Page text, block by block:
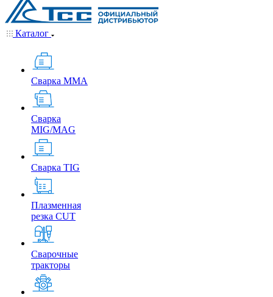
Каталог
Сварка MMA
Сварка
MIG/MAG
Сварка TIG
Плазменная
резка CUT
Сварочные
тракторы